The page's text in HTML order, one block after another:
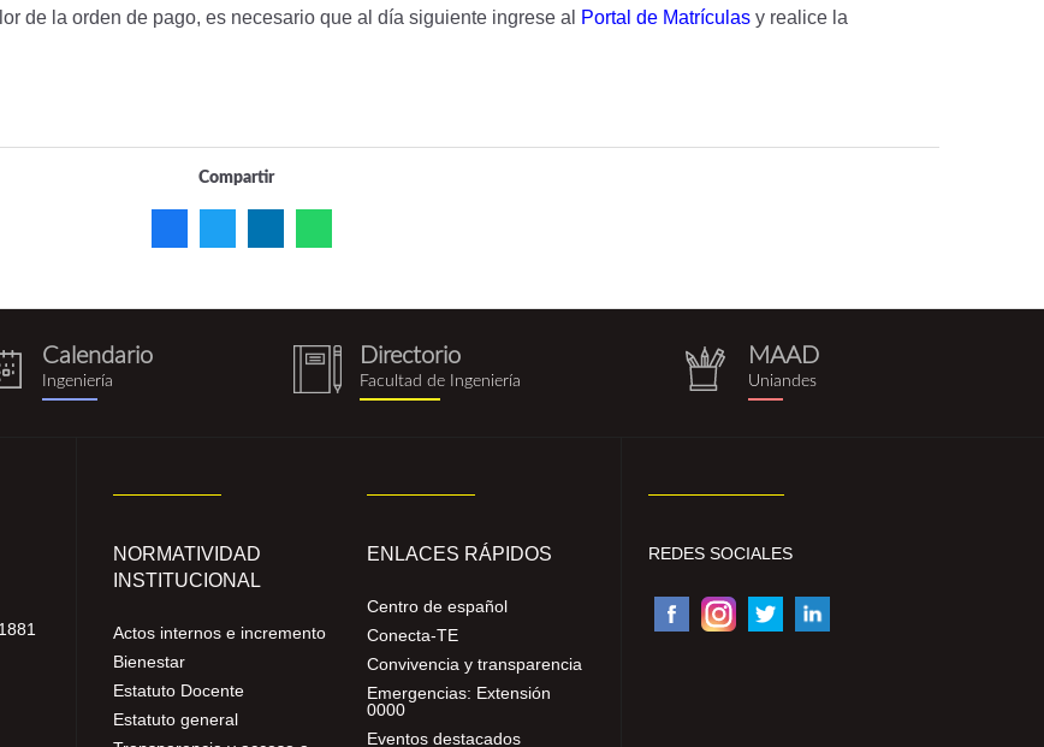
de la orden de pago, es necesario que al día siguiente ingrese al Portal de Matrículas y realice la
Compartir
Calendario
Ingeniería
notebook
(1).png
Directorio
Facultad de Ingeniería repositorio.png
MAAD
Uniandes
NORMATIVIDAD
INSTITUCIONAL
Actos internos e incremento
Bienestar
Estatuto Docente
Estatuto general
ENLACES RÁPIDOS
Centro de español
Conecta-TE
Convivencia y transparencia
Emergencias: Extensión
0000
Eventos destacados
REDES SOCIALES